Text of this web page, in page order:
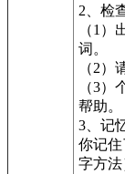
2、检
（1
词。
（2）
（3
帮助。
3、记
你记
字方法